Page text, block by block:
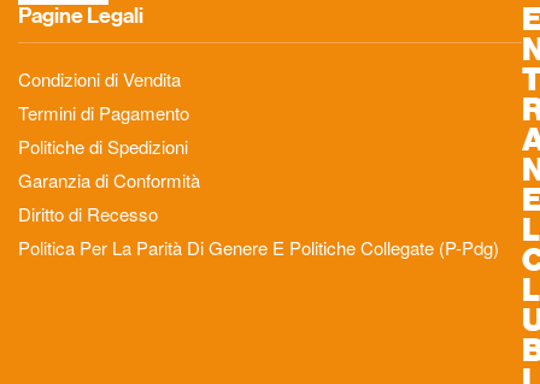
Pagine Legali
Condizioni di Vendita
Termini di Pagamento
Politiche di Spedizioni
Garanzia di Conformità
Diritto di Recesso
Politica Per La Parità Di Genere E Politiche Collegate (P-Pdg)
L
L